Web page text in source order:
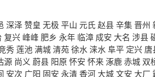
深泽 赞皇 无极 平山 元氏赵县辛集 晋州
复兴 峰峰 肥乡 永年 临漳 成安 大名 涉县
秀莲池 满城清苑徐水 涞水阜平 定兴 唐
源 尚义 蔚县 阳原 怀安 怀来涿鹿赤城 双
安次 广阳 固安 永清 香河 大城文安 大厂